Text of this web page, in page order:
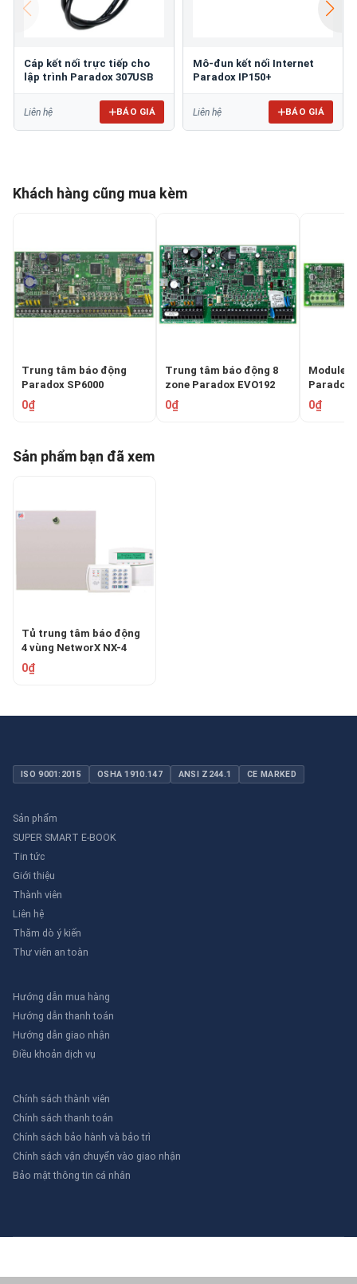
Cáp kết nối trực tiếp cho
lập trình Paradox 307USB
Liên hệ BÁO GIÁ
Mô-đun kết nối Internet
Paradox IP150+
Liên hệ BÁO GIÁ
Khách hàng cũng mua kèm
Trung tâm báo động
Paradox SP6000
0₫
Trung tâm báo động 8
zone Paradox EVO192
0₫
Module
Paradox
0₫
Sản phẩm bạn đã xem
Tủ trung tâm báo động
4 vùng NetworX NX-4
0₫
ISO 9001:2015 OSHA 1910.147 ANSI Z244.1 CE MARKED
Sản phẩm
SUPER SMART E-BOOK
Tin tức
Giới thiệu
Thành viên
Liên hệ
Thăm dò ý kiến
Thư viên an toàn
Hướng dẫn mua hàng
Hướng dẫn thanh toán
Hướng dẫn giao nhận
Điều khoản dịch vụ
Chính sách thành viên
Chính sách thanh toán
Chính sách bảo hành và bảo trì
Chính sách vận chuyển vào giao nhận
Bảo mật thông tin cá nhân